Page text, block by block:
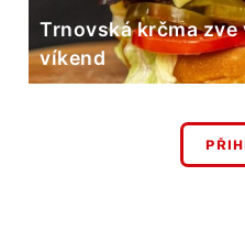
Trnovská krčma
víkend